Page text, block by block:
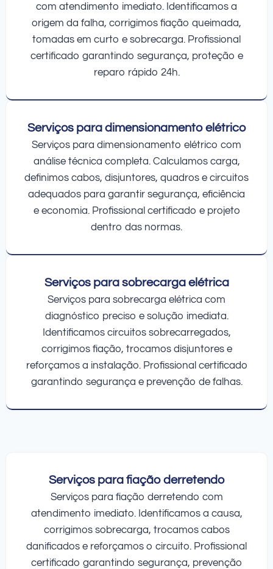
com atendimento imediato. Identificamos a
origem da falha, corrigimos fiação queimada,
tomadas em curto e sobrecarga. Profissional
certificado garantindo segurança, proteção e
reparo rápido 24h.
Serviços para dimensionamento elétrico
Serviços para dimensionamento elétrico com
análise técnica completa. Calculamos carga,
definimos cabos, disjuntores, quadros e circuitos
adequados para garantir segurança, eficiência
e economia. Profissional certificado e projeto
dentro das normas.
Serviços para sobrecarga elétrica
Serviços para sobrecarga elétrica com
diagnóstico preciso e solução imediata.
Identificamos circuitos sobrecarregados,
corrigimos fiação, trocamos disjuntores e
reforçamos a instalação. Profissional certificado
garantindo segurança e prevenção de falhas.
Serviços para fiação derretendo
Serviços para fiação derretendo com
atendimento imediato. Identificamos a causa,
corrigimos sobrecarga, trocamos cabos
danificados e reforçamos o circuito. Profissional
certificado garantindo segurança, prevenção